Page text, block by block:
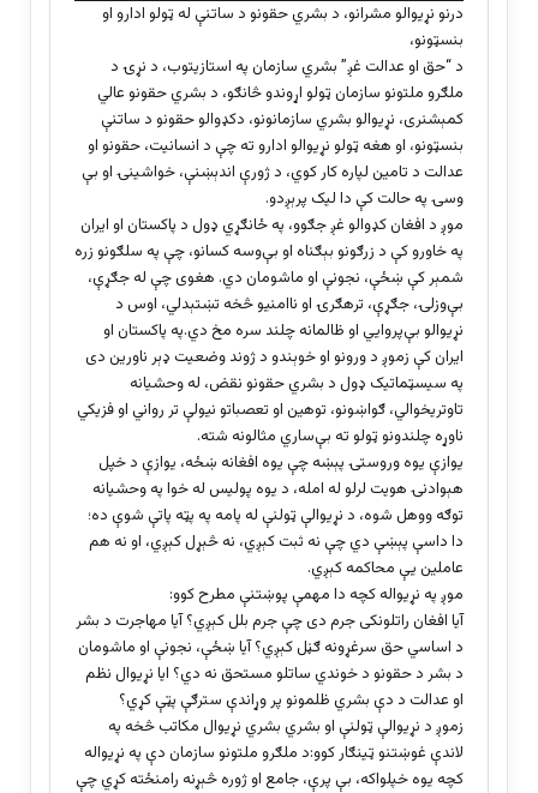
درنو نړیوالو مشرانو، د بشري حقونو د ساتنې له ټولو ادارو او
بنسټونو،
د “حق او عدالت غږ” بشري سازمان په استازیتوب، د نړۍ د
ملګرو ملتونو سازمان ټولو اړوندو څانګو، د بشري حقونو عالي
کمېشنری، نړیوالو بشري سازمانونو، دکډوالو حقونو د ساتنې
بنسټونو، او هغه ټولو نړیوالو ادارو ته چې د انسانیت، حقونو او
عدالت د تامین لپاره کار کوي، د ژورې اندېښنې، خواشینۍ او بې
وسۍ په حالت کې دا لیک پرېږدو.
موږ د افغان کډوالو غږ جګوو، په ځانګړي ډول د پاکستان او ایران
په خاورو کې د زرګونو بېګناه او بې‌وسه کسانو، چې په سلګونو زره
شمېر کې ښځې، نجونې او ماشومان دي. هغوی چې له جګړې،
بې‌وزلۍ، جګړې، ترهګرۍ او ناامنیو څخه تښتېدلي، اوس د
نړیوالو بې‌پروایي او ظالمانه چلند سره مخ دي.په پاکستان او
ایران کې زموږ د ورونو او خوېندو د ژوند وضعیت ډېر ناورین دی
په سیسټماتیک ډول د بشري حقونو نقض، له وحشيانه
تاوتریخوالي، ګواښونو، توهین او تعصباتو نیولې تر رواني او فزیکي
ناوړه چلندونو ټولو ته بې‌ساري مثالونه شته.
یوازې یوه وروستۍ پېښه چې یوه افغانه ښځه، یوازې د خپل
هېوادنۍ هویت لرلو له امله، د یوه پولیس له خوا په وحشيانه
توګه ووهل شوه، د نړیوالې ټولنې له پامه په پټه پاتې شوې ده؛
دا داسې پېښې دي چې نه ثبت کېږي، نه څېړل کېږي، او نه هم
عاملین یې محاکمه کېږي.
موږ په نړیواله کچه دا مهمې پوښتنې مطرح کوو:
آیا افغان راتلونکی جرم دی چې جرم بلل کېږي؟ آیا مهاجرت د بشر
د اساسي حق سرغړونه ګڼل کېږي؟ آیا ښځې، نجونې او ماشومان
د بشر د حقونو د خوندي ساتلو مستحق نه دي؟ ایا نړیوال نظم
او عدالت د دې بشري ظلمونو پر وړاندې سترګې پټې کړي؟
زموږ د نړیوالې ټولنې او بشري بشري نړیوال مکاتب څخه په
لاندې غوښتنو ټینګار کوو:د ملګرو ملتونو سازمان دې په نړیواله
کچه یوه خپلواکه، بې پرې، جامع او ژوره څېړنه رامنځته کړي چې